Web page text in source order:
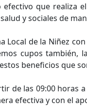
que realiza
y sociales de
de la Niñez
cupos también,
beneficios que
de las 09:00
efectiva y con el